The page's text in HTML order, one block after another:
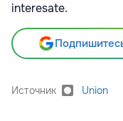
interesate.
Источник Union